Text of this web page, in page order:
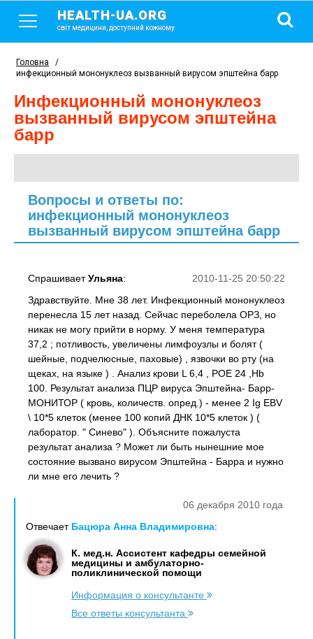
HEALTH-UA.ORG
світ медицини, доступний кожному
Головна
/
инфекционный мононуклеоз вызванный вирусом эпштейна барр
инфекционный мононуклеоз
вызванный вирусом эпштейна
барр
Вопросы и ответы по:
инфекционный мононуклеоз
вызванный вирусом эпштейна барр
2010-11-25 20:50:22
СпрашиваетУльяна:
Здравствуйте. Мне 38 лет. Инфекционный мононуклеоз
перенесла 15 лет назад. Сейчас переболела ОРЗ, но
никак не могу прийти в норму. У меня температура
37,2 ; потливость, увеличены лимфоузлы и болят (
шейные, подчелюсные, паховые) , язвочки во рту (на
щеках, на языке ) . Анализ крови L 6,4 , РОЕ 24 ,Hb
100. Результат анализа ПЦР вируса Эпштейна- Барр-
МОНИТОР ( кровь, количеств. опред.) - менее 2 Ig ЕВV
\ 10*5 клеток (менее 100 копий ДНК 10*5 клеток ) (
лаборатор. " Синево" ). Объясните пожалуста
результат анализа ? Может ли быть нынешние мое
состояние вызвано вирусом Эпштейна - Барра и нужно
ли мне его лечить ?
06 декабря 2010 года
Отвечает Бацюра Анна Владимировна:
К. мед.н. Ассистент кафедры семейной
медицины и амбулаторно-
поликлинической помощи
Информация о консультанте
Все ответы консультанта